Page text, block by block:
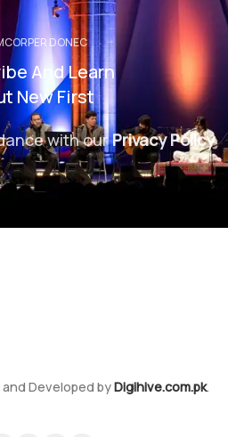
DONEC
And Learn
New First
with ourPrivacy Policy
Developed byDigihive.com.pk.